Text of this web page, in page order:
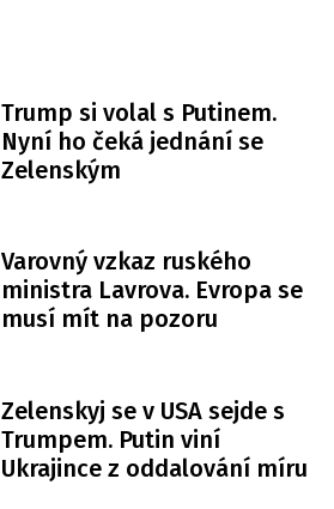
Trump si volal s Putinem.
Nyní ho čeká jednání se
Zelenským
Varovný vzkaz ruského
ministra Lavrova. Evropa se
musí mít na pozoru
Zelenskyj se v USA sejde s
Trumpem. Putin viní
Ukrajince z oddalování míru